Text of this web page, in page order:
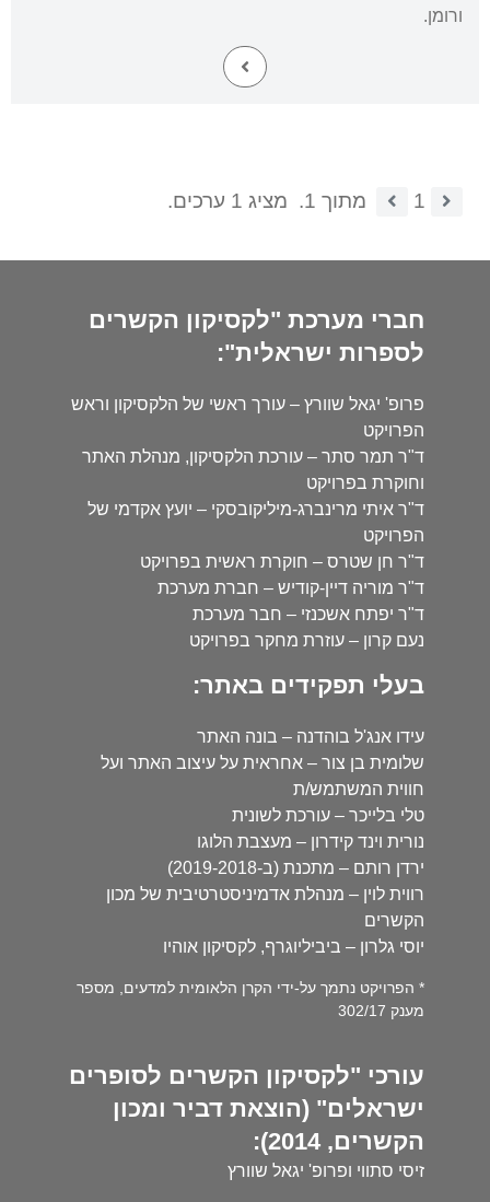
ורומן.
1 מתוך 1. מציג 1 ערכים.
חברי מערכת "לקסיקון הקשרים
לספרות ישראלית":
פרופ' יגאל שוורץ – עורך ראשי של הלקסיקון וראש
הפרויקט
ד"ר תמר סתר – עורכת הלקסיקון, מנהלת האתר
וחוקרת בפרויקט
ד"ר איתי מרינברג-מיליקובסקי – יועץ אקדמי של
הפרויקט
ד"ר חן שטרס – חוקרת ראשית בפרויקט
ד"ר מוריה דיין-קודיש – חברת מערכת
ד"ר יפתח אשכנזי – חבר מערכת
נעם קרון – עוזרת מחקר בפרויקט
בעלי תפקידים באתר:
עידו אנג'ל בוהדנה – בונה האתר
שלומית בן צור – אחראית על עיצוב האתר ועל
חווית המשתמש/ת
טלי בלייכר – עורכת לשונית
נורית וינד קידרון – מעצבת הלוגו
ירדן רותם – מתכנת (ב-2019-2018)
רווית לוין – מנהלת אדמיניסטרטיבית של מכון
הקשרים
יוסי גלרון – ביביליוגרף, לקסיקון אוהיו
* הפרויקט נתמך על-ידי הקרן הלאומית למדעים, מספר
מענק 302/17
עורכי "לקסיקון הקשרים לסופרים
ישראלים" (הוצאת דביר ומכון
הקשרים, 2014):
זיסי סתווי ופרופ' יגאל שוורץ